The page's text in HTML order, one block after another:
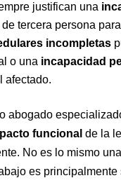
justifican una
tercera persona
incompletas
o una incapacidad
afectado.
abogado
funcional de la
No es lo mismo
es principalmente